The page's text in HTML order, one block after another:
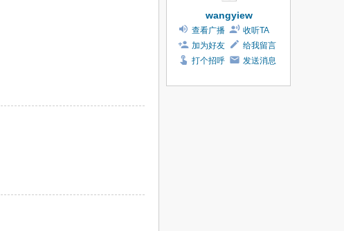
wangyiew
查看广播
收听TA
加为好友
给我留言
打个招呼
发送消息